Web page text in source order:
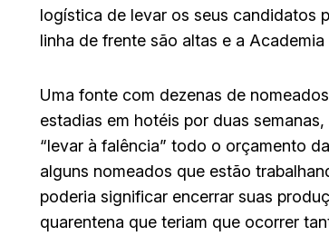
logística de levar os seus candidatos
linha de frente são altas e a
Uma fonte com dezenas de
estadias em hotéis por duas
“levar à falência” todo o orçamento
alguns nomeados que estão
poderia significar encerrar suas
quarentena que teriam que ocorrer